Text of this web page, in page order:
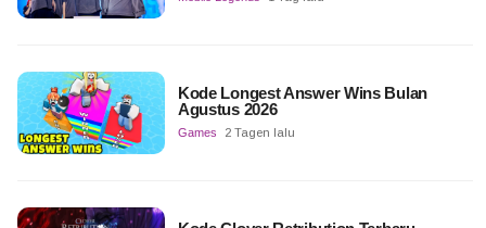
Kode Longest Answer Wins Bulan
Agustus 2026
Games 2 Tagen lalu